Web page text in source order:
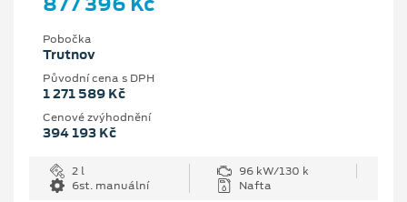
Pobočka
Trutnov
Původní cena s DPH
1 271 589 Kč
Cenové zvýhodnění
394 193 Kč
2 l
96 kW/130 k
6st. manuální
Nafta